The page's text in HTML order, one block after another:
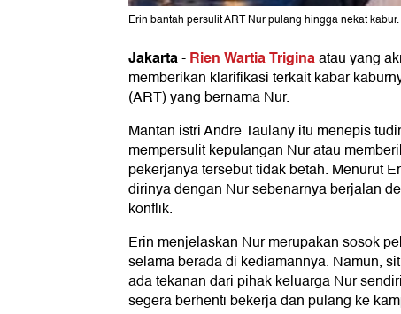
Erin bantah persulit ART Nur pulang hingga nekat
Jakarta-Rien Wartia Triginaatau yang
memberikan klarifikasi terkait kabar
(ART) yang bernama Nur.
Mantan istri Andre Taulany itu menepis
mempersulit kepulangan Nur atau
pekerjanya tersebut tidak betah. Menurut
dirinya dengan Nur sebenarnya berjalan
konflik.
Erin menjelaskan Nur merupakan sosok
selama berada di kediamannya. Namun,
ada tekanan dari pihak keluarga Nur
segera berhenti bekerja dan pulang ke